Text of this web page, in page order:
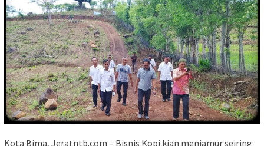
Kota Bima, Jeratntb.com – Bisnis Kopi kian menjamur seiring